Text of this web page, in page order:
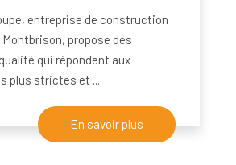
entreprise de construction
propose des
qui répondent aux
plus strictes et ...
En savoir plus